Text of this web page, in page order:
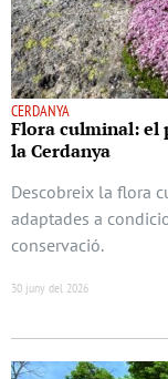
CERDANYA
Flora culminal: el
la Cerdanya
Descobreix la flora
adaptades a
conservació.
30 juny del 2026